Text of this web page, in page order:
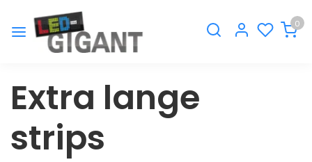
0
Extra lange
strips